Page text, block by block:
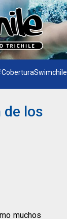
de los
muchos